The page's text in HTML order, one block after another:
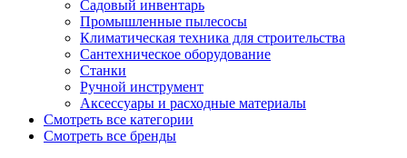
Садовый инвентарь
Промышленные пылесосы
Климатическая техника для строительства
Сантехническое оборудование
Станки
Ручной инструмент
Аксессуары и расходные материалы
Смотреть все категории
Смотреть все бренды